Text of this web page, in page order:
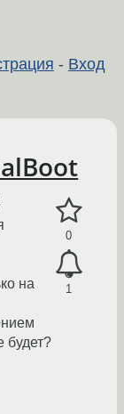
- Вход
0
1
на
будет?